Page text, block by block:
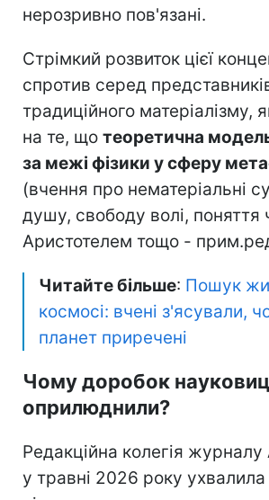
нерозривно пов'язані.
Стрімкий розвиток цієї
спротив серед
традиційного матеріалізму,
на те, що теоретична
за межі фізики у сферу
(вчення про нематеріальні
душу, свободу волі, поняття
Аристотелем тощо -
Читайте більше: Пошук
космосі: вчені з'ясували,
планет приречені
Чому доробок
оприлюднили?
Редакційна колегія
у травні 2026 року